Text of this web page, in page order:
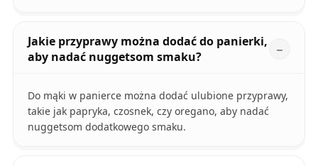
Jakie przyprawy można dodać do panierki,
aby nadać nuggetsom smaku?
Do mąki w panierce można dodać ulubione przyprawy,
takie jak papryka, czosnek, czy oregano, aby nadać
nuggetsom dodatkowego smaku.